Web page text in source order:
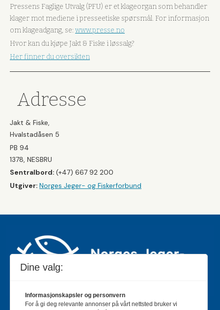
Pressens Faglige Utvalg (PFU) er et klageorgan som behandler
klager mot mediene i presseetiske spørsmål. For informasjon
om klageadgang, se: www.presse.no
Hvor kan du kjøpe Jakt & Fiske i løssalg?
Her finner du oversikten
Adresse
Jakt & Fiske,
Hvalstadåsen 5
PB 94
1378, NESBRU
Sentralbord: (+47) 667 92 200
Utgiver: Norges Jeger- og Fiskerforbund
Dine valg:
Informasjonskapsler og personvern
For å gi deg relevante annonser på vårt nettsted bruker vi